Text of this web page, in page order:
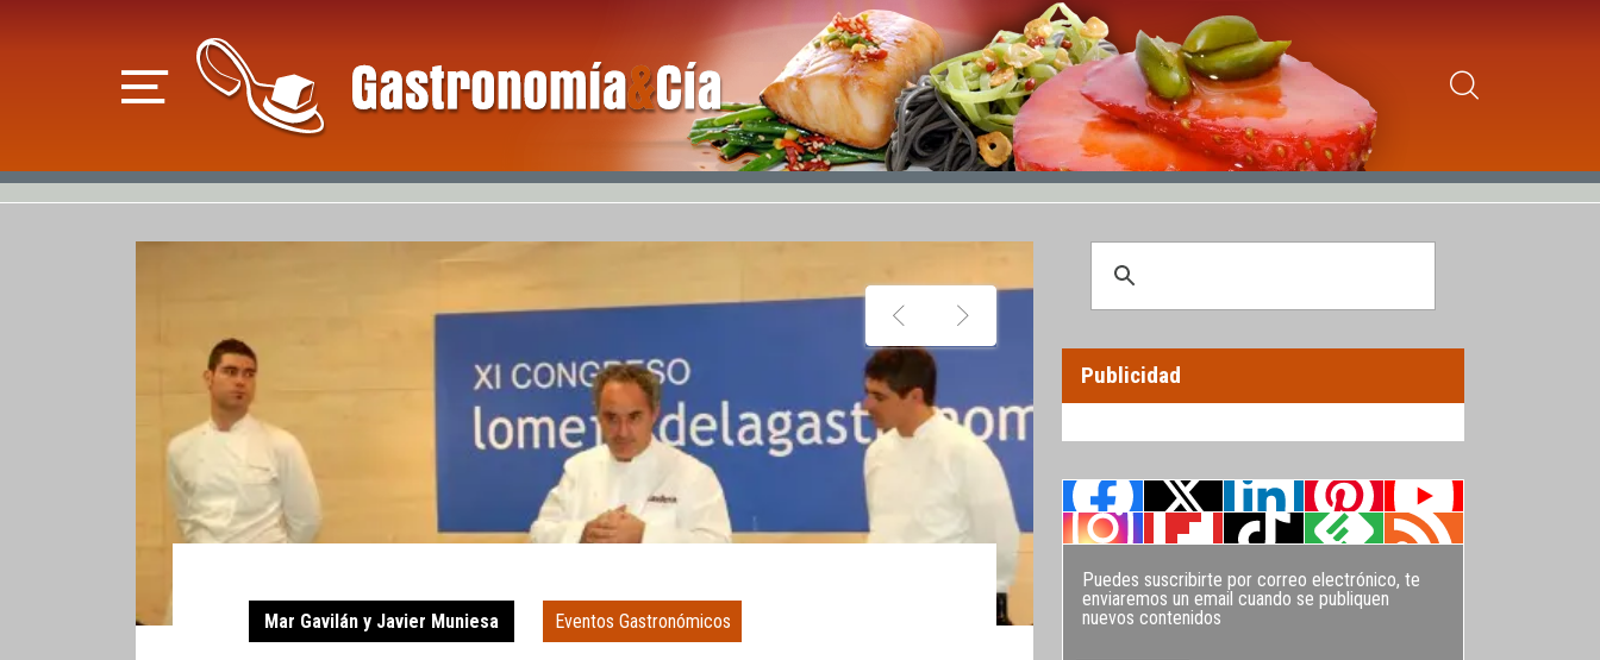
Mar Gavilán y Javier Muniesa Eventos Gastronómicos
Publicidad
Puedes suscribirte por correo electrónico, te
enviaremos un email cuando se publiquen
nuevos contenidos